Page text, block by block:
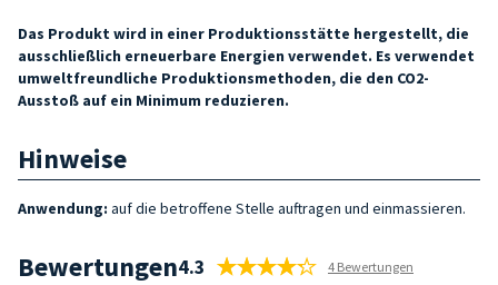
Das Produkt wird in einer Produktionsstätte hergestellt, die
ausschließlich erneuerbare Energien verwendet. Es verwendet
umweltfreundliche Produktionsmethoden, die den CO2-
Ausstoß auf ein Minimum reduzieren.
Hinweise
Anwendung: auf die betroffene Stelle auftragen und einmassieren.
Bewertungen4.3 4 Bewertungen